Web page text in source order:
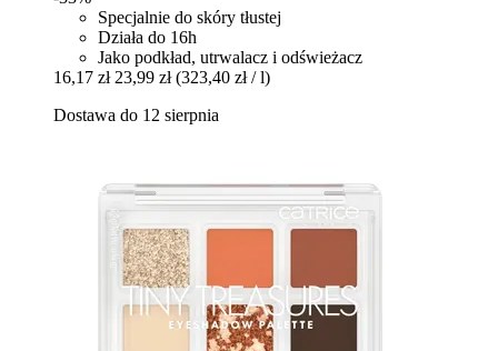
Specjalnie do skóry tłustej
Działa do 16h
Jako podkład, utrwalacz i odświeżacz
16,17 zł 23,99 zł (323,40 zł / l)
Dostawa do 12 sierpnia